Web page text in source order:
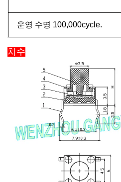
운영 수명 100,000cycle.
치수